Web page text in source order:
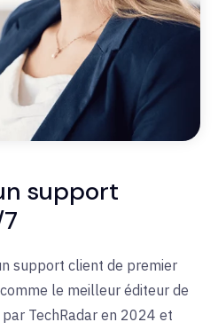
support
support client de premier
le meilleur éditeur de
TechRadar en 2024 et